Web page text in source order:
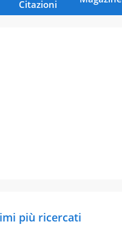
Citazioni
più ricercati